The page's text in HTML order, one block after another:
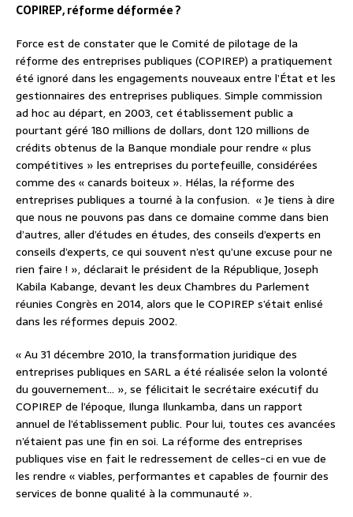
COPIREP, réforme déformée ?
Force est de constater que le Comité de pilotage de la
réforme des entreprises publiques (COPIREP) a pratiquement
été ignoré dans les engagements nouveaux entre l’État et les
gestionnaires des entreprises publiques. Simple commission
ad hoc au départ, en 2003, cet établissement public a
pourtant géré 180 millions de dollars, dont 120 millions de
crédits obtenus de la Banque mondiale pour rendre « plus
compétitives » les entreprises du portefeuille, considérées
comme des « canards boiteux ». Hélas, la réforme des
entreprises publiques a tourné à la confusion. « Je tiens à dire
que nous ne pouvons pas dans ce domaine comme dans bien
d’autres, aller d’études en études, des conseils d’experts en
conseils d’experts, ce qui souvent n’est qu’une excuse pour ne
rien faire ! », déclarait le président de la République, Joseph
Kabila Kabange, devant les deux Chambres du Parlement
réunies Congrès en 2014, alors que le COPIREP s’était enlisé
dans les réformes depuis 2002.
« Au 31 décembre 2010, la transformation juridique des
entreprises publiques en SARL a été réalisée selon la volonté
du gouvernement… », se félicitait le secrétaire exécutif du
COPIREP de l’époque, Ilunga Ilunkamba, dans un rapport
annuel de l’établissement public. Pour lui, toutes ces avancées
n’étaient pas une fin en soi. La réforme des entreprises
publiques vise en fait le redressement de celles-ci en vue de
les rendre « viables, performantes et capables de fournir des
services de bonne qualité à la communauté ».